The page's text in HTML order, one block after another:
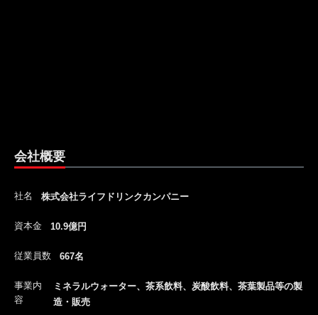
会社概要
社名 株式会社ライフドリンクカンパニー
資本金 10.9億円
従業員数 667名
事業内
容
ミネラルウォーター、茶系飲料、炭酸飲料、茶葉製品等の製
造・販売